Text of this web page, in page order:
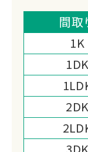
家財整理
理・相続支
て、地域社
窮者の方を
付活動を
客様への
務めており
間取
1K
1DK
2DK